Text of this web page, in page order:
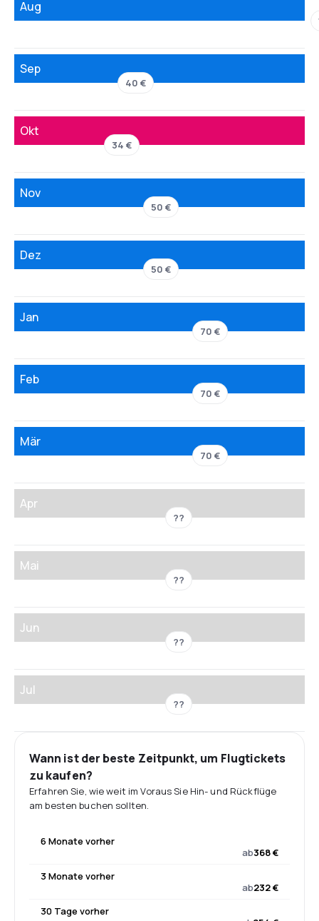
Aug
Sep
40 €
Okt
34 €
Nov
50 €
Dez
50 €
Jan
70 €
Feb
70 €
Mär
70 €
Apr
??
Mai
??
Jun
??
Jul
??
Wann ist der beste Zeitpunkt, um Flugtickets
zu kaufen?
Erfahren Sie, wie weit im Voraus Sie Hin- und Rückflüge
am besten buchen sollten.
6 Monate vorher
ab368 €
3 Monate vorher
ab232 €
30 Tage vorher